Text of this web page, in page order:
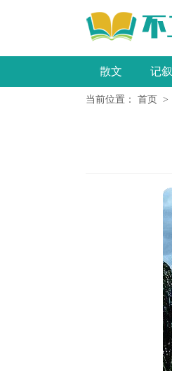
散文 记
小学作文
当前位置： 首页 >